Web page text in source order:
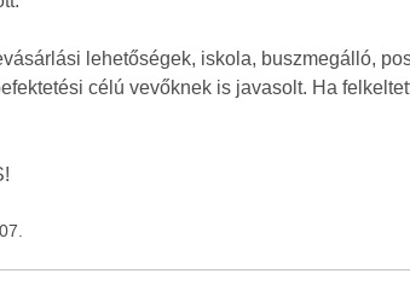
lehetőségek, iskola, buszmegálló,
célú vevőknek is javasolt. Ha